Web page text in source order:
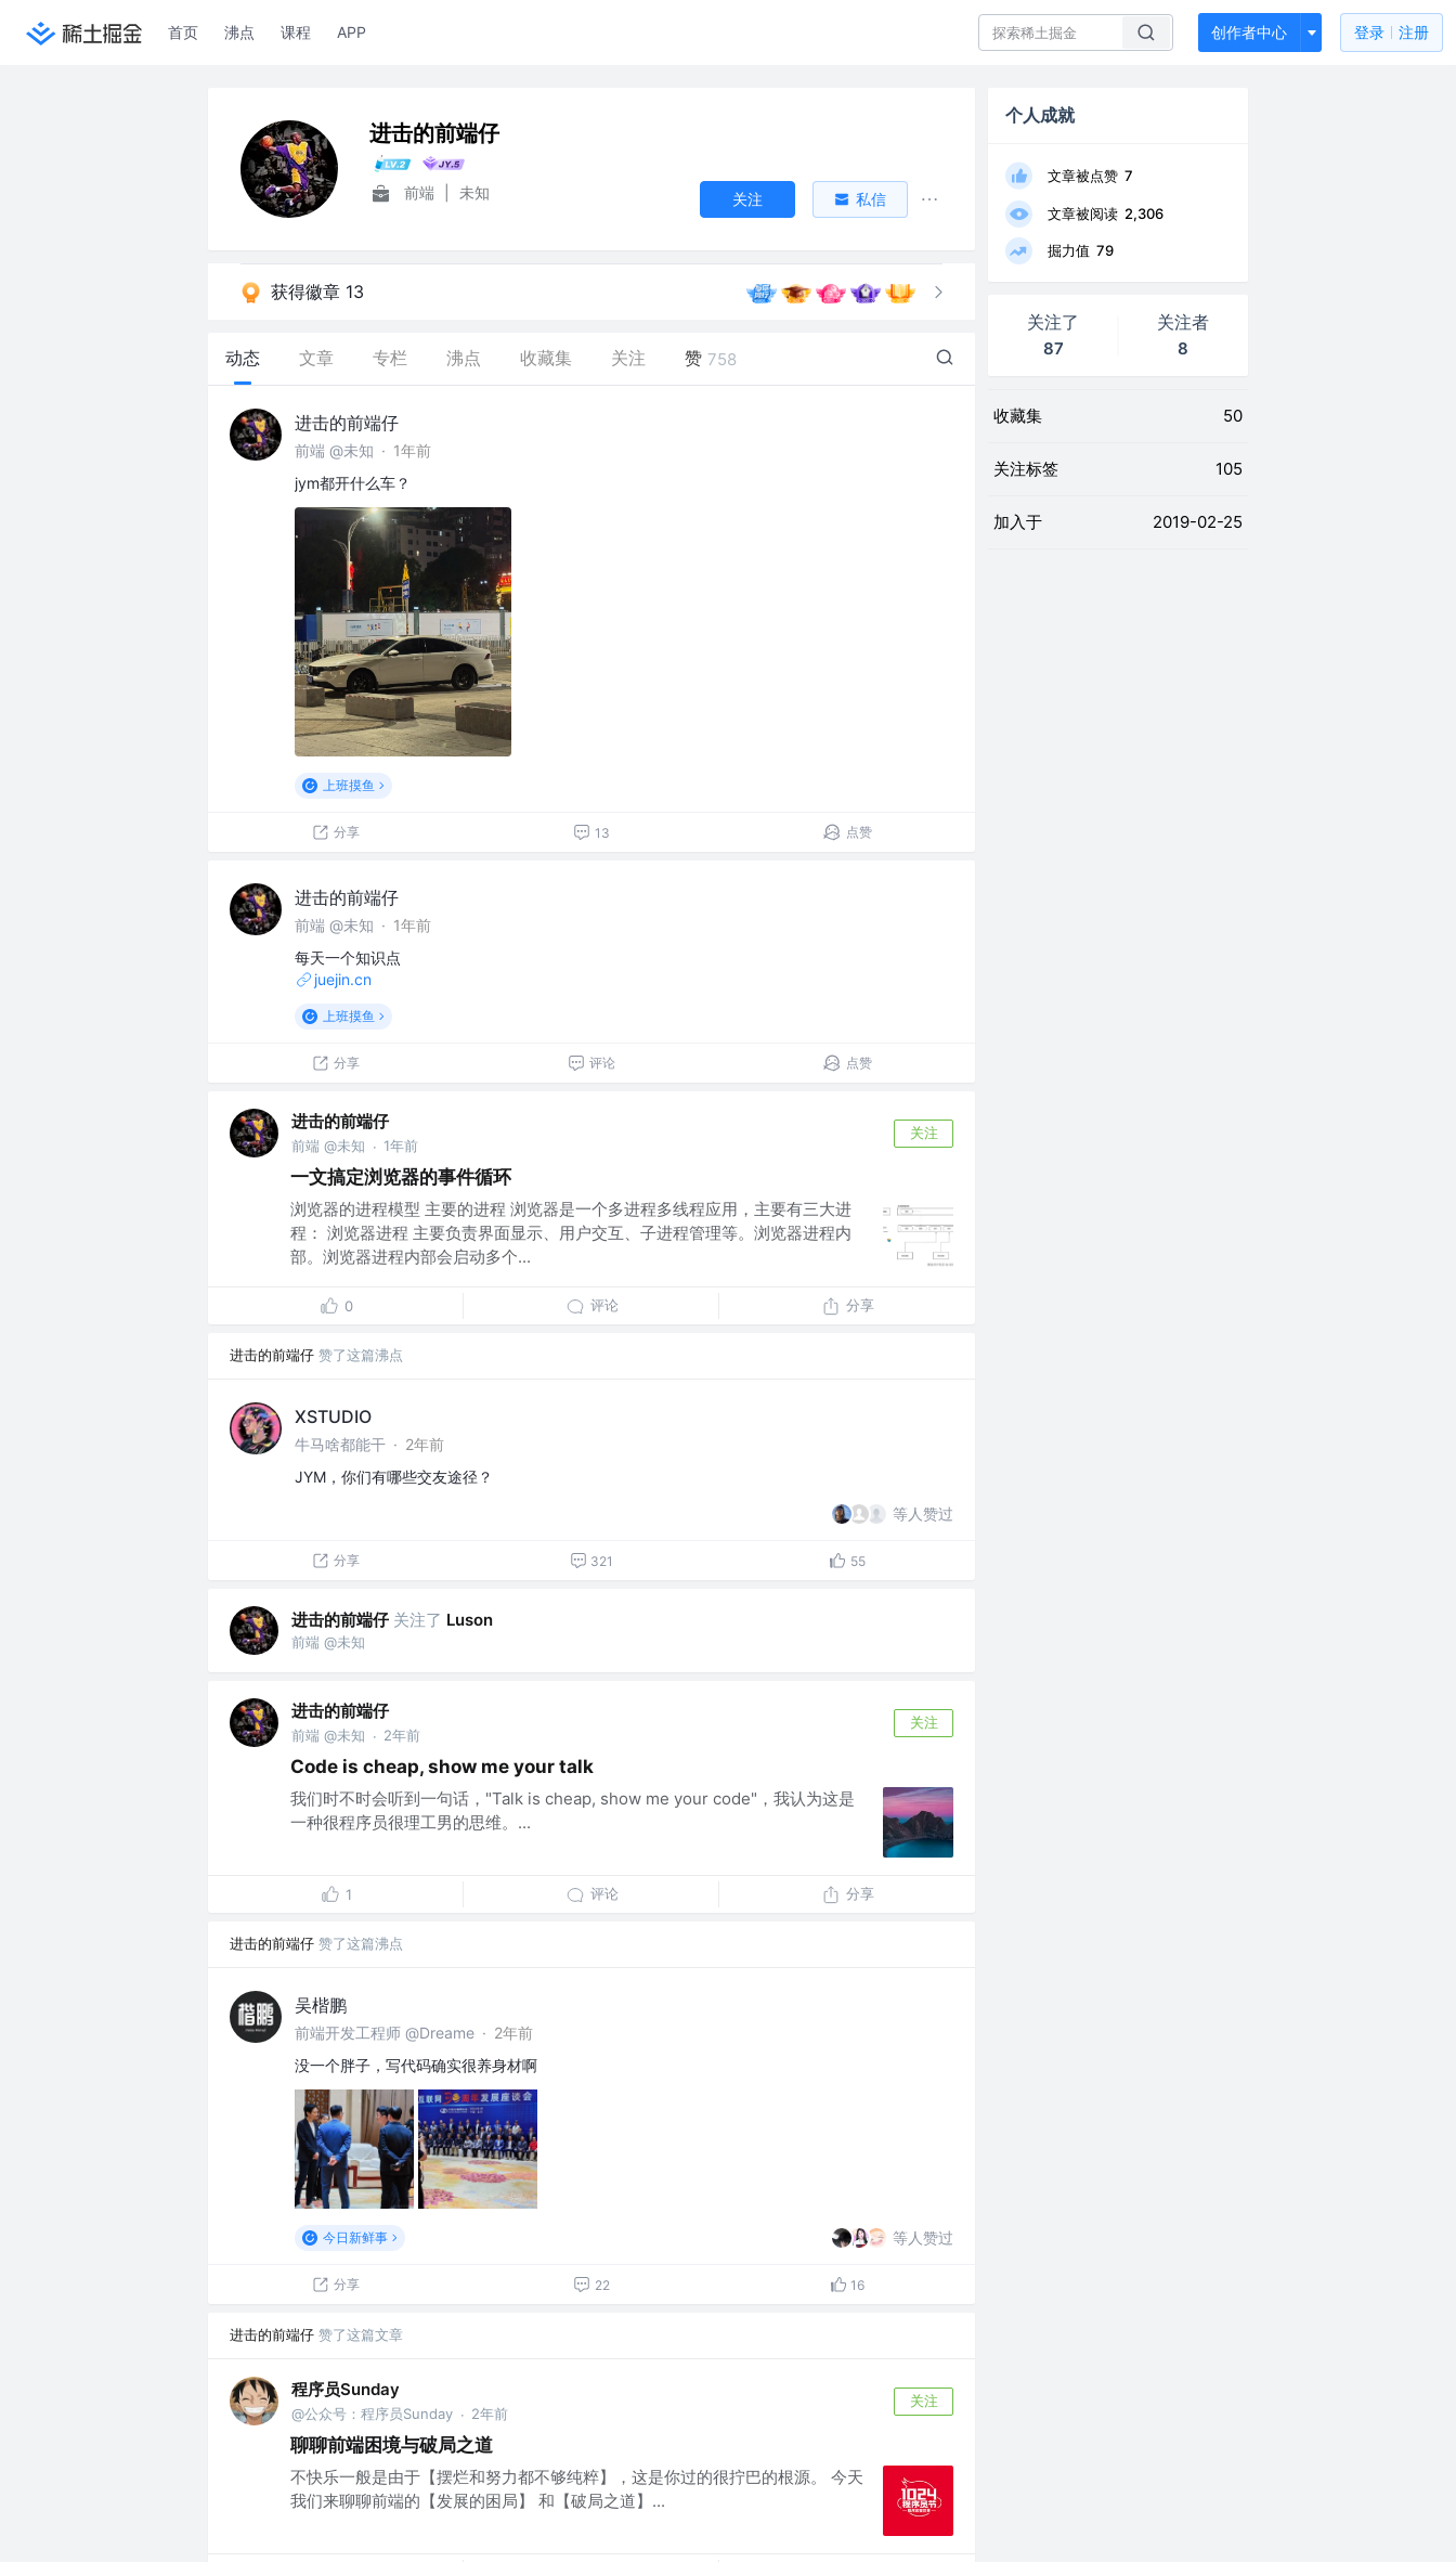
首页 沸点 课程 APP 创作者中心 登录 注册
进击的前端仔
前端 未知 关注 私信
获得徽章 13
动态 文章 专栏 沸点 收藏集 关注 赞 758
进击的前端仔
前端 @未知 · 1年前
jym都开什么车？
上班摸鱼
分享 13 点赞
进击的前端仔
前端 @未知 · 1年前
每天一个知识点
juejin.cn
上班摸鱼
分享 评论 点赞
进击的前端仔
前端 @未知 · 1年前
关注
一文搞定浏览器的事件循环
浏览器的进程模型 主要的进程 浏览器是一个多进程多线程应用，主要有三大进
程： 浏览器进程 主要负责界面显示、用户交互、子进程管理等。浏览器进程内
部。浏览器进程内部会启动多个...
0 评论 分享
进击的前端仔 赞了这篇沸点
XSTUDIO
牛马啥都能干 · 2年前
JYM，你们有哪些交友途径？
等人赞过
分享 321 55
进击的前端仔 关注了 Luson
前端 @未知
进击的前端仔
前端 @未知 · 2年前
关注
Code is cheap, show me your talk
我们时不时会听到一句话，"Talk is cheap, show me your code"，我认为这是
一种很程序员很理工男的思维。...
1 评论 分享
进击的前端仔 赞了这篇沸点
吴楷鹏
前端开发工程师 @Dreame · 2年前
没一个胖子，写代码确实很养身材啊
今日新鲜事 等人赞过
分享 22 16
进击的前端仔 赞了这篇文章
程序员Sunday
@公众号：程序员Sunday · 2年前
关注
聊聊前端困境与破局之道
不快乐一般是由于【摆烂和努力都不够纯粹】，这是你过的很拧巴的根源。 今天
我们来聊聊前端的【发展的困局】 和【破局之道】...
个人成就
文章被点赞 7
文章被阅读 2,306
掘力值 79
关注了
87
关注者
8
收藏集 50
关注标签 105
加入于 2019-02-25